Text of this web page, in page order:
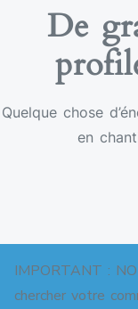
IMPORTANT :
chercher votre
De
Quelque chose
en